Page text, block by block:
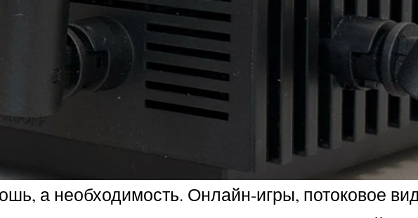
а необходимость. Онлайн-игры, потоковое